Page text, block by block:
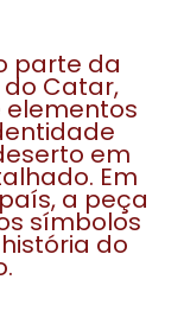
parte da
Catar,
elementos
em
Em
a peça
símbolos
do